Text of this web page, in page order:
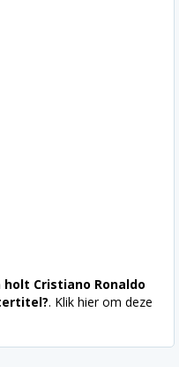
holt Cristiano Ronaldo
. Klik hier om deze